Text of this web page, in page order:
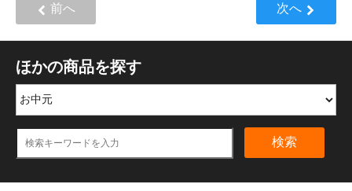
前へ 次へ
ほかの商品を探す
検索